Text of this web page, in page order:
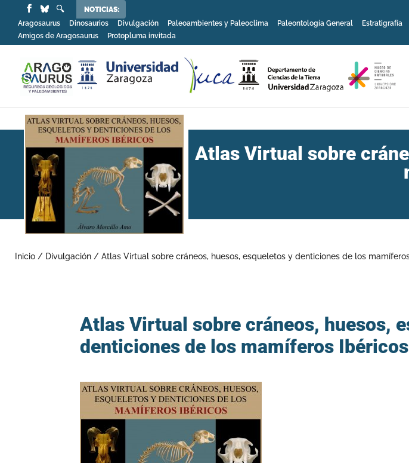
NOTICIAS:
Aragosaurus
Dinosaurios Divulgación Paleoambientes y Paleoclima Paleontología General Estratigrafía
Amigos de Aragosaurus
Protopluma invitada
Atlas Virtual sobre
Inicio / Divulgación / Atlas Virtual sobre cráneos, huesos, esqueletos y denticiones de los
Atlas Virtual sobre cráneos, huesos,
denticiones de los mamíferos Ibéricos